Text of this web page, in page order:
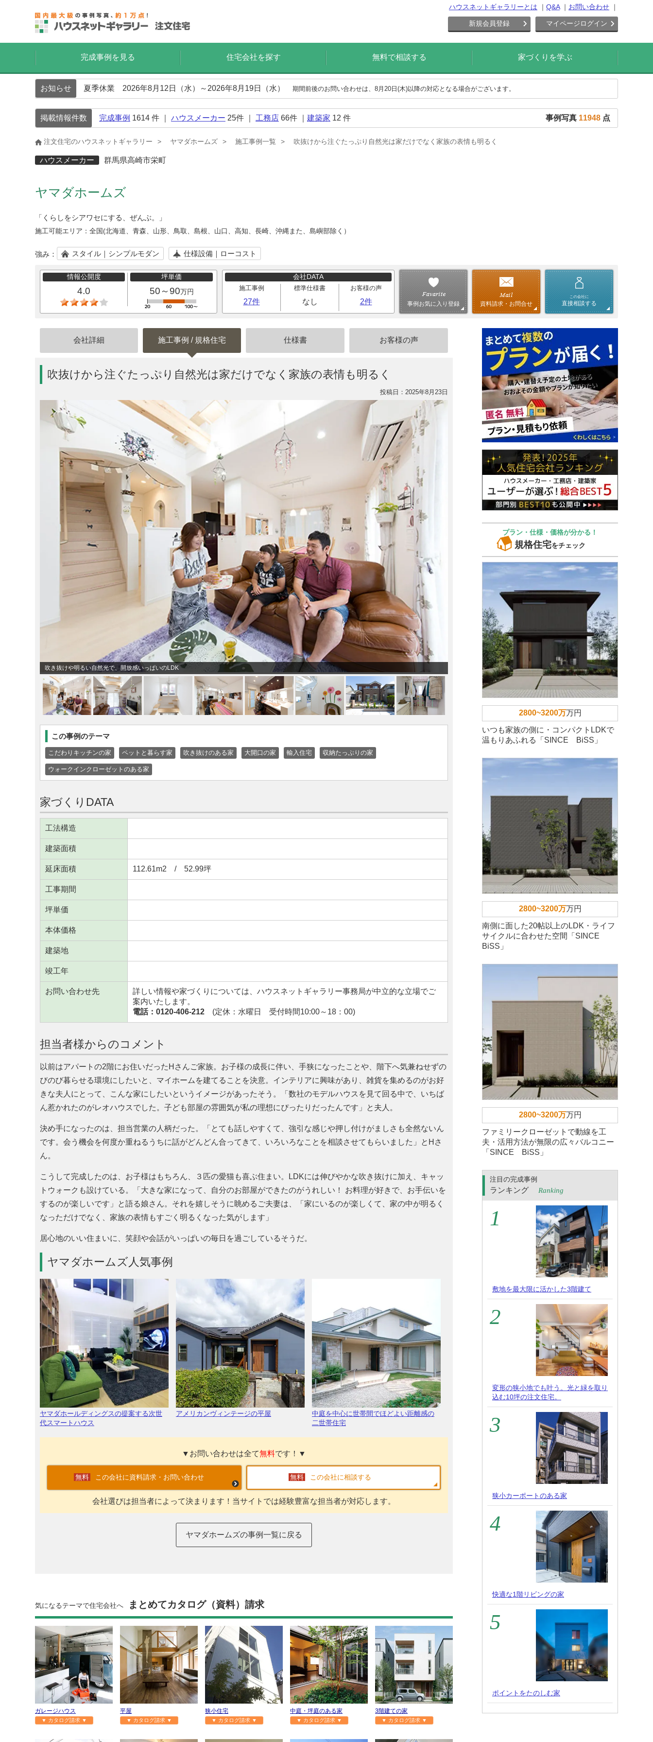
ハウスネットギャラリーとは Q&A お問い合わせ
新規会員登録 マイページログイン
完成事例を見る 住宅会社を探す 無料で相談する 家づくりを学ぶ
お知らせ 夏季休業 2026年8月12日（水）～2026年8月19日（水） 期間前後のお問い合わせは、8月20日(木)以降の対応となる場合がございます。
掲載情報件数 完成事例 1614 件 ｜ ハウスメーカー 25件 ｜ 工務店 66件 ｜ 建築家 12 件 事例写真 11948 点
注文住宅のハウスネットギャラリー ヤマダホームズ 施工事例一覧 吹抜けから注ぐたっぷり自然光は家だけでなく家族の表情も明るく
ハウスメーカー 群馬県高崎市栄町
ヤマダホームズ
「くらしをシアワセにする、ぜんぶ。」
施工可能エリア： 全国(北海道、青森、山形、鳥取、島根、山口、高知、長崎、沖縄また、島嶼部除く）
強み： スタイル｜シンプルモダン 仕様設備｜ローコスト
情報公開度
4.0
坪単価
50～90万円
会社DATA
施工事例
27件
標準仕様書
なし
お客様の声
2件 事例お気に入り登録 資料請求・お問合せ
この会社に
直接相談する
会社詳細 施工事例 / 規格住宅 仕様書 お客様の声
吹抜けから注ぐたっぷり自然光は家だけでなく家族の表情も明るく
投稿日：2025年8月23日
吹き抜けや明るい自然光で、開放感いっぱいのLDK
この事例のテーマ
こだわりキッチンの家 ペットと暮らす家 吹き抜けのある家 大開口の家 輸入住宅 収納たっぷりの家
ウォークインクローゼットのある家
家づくりDATA
工法構造
建築面積
延床面積 112.61m2 / 52.99坪
工事期間
坪単価
本体価格
建築地
竣工年
お問い合わせ先
詳しい情報や家づくりについては、ハウスネットギャラリー事務局が中立的な立場でご
案内いたします。
電話：0120-406-212 (定休：水曜日 受付時間10:00～18：00)
担当者様からのコメント
以前はアパートの2階にお住いだったHさんご家族。お子様の成長に伴い、手狭になったことや、階下へ気兼ねせずの
びのび暮らせる環境にしたいと、マイホームを建てることを決意。インテリアに興味があり、雑貨を集めるのがお好
きな夫人にとって、こんな家にしたいというイメージがあったそう。
数社のモデルハウスを見て回る中で、いちば
ん惹かれたのがレオハウスでした。子ども部屋の雰囲気が私の理想にぴったりだったんです
と夫人。
決め手になったのは、担当営業の人柄だった。
とても話しやすくて、強引な感じや押し付けがましさも全然ないん
です。会う機会を何度か重ねるうちに話がどんどん合ってきて、いろいろなことを相談させてもらいました
とHさ
ん。
こうして完成したのは、お子様はもちろん、３匹の愛猫も喜ぶ住まい。LDKには伸びやかな吹き抜けに加え、キャッ
トウォークも設けている。「大きな家になって、自分のお部屋ができたのがうれしい！ お料理が好きで、お手伝いを
するのが楽しいです」と語る娘さん。それを嬉しそうに眺めるご夫妻は、
家にいるのが楽しくて、家の中が明るく
なっただけでなく、家族の表情もすごく明るくなった気がします
居心地のいい住まいに、笑顔や会話がいっぱいの毎日を過ごしているそうだ。
ヤマダホームズ人気事例
ヤマダホールディングスの提案する次世
代スマートハウス
アメリカンヴィンテージの平屋
中庭を中心に世帯間でほどよい距離感の
二世帯住宅
▼お問い合わせは全て無料です！▼
この会社に資料請求・お問い合わせ この会社に相談する
会社選びは担当者によって決まります！当サイトでは経験豊富な担当者が対応します。
ヤマダホームズの事例一覧に戻る
気になるテーマで住宅会社へ まとめてカタログ（資料）請求
ガレージハウス
▼ カタログ請求 ▼
平屋
▼ カタログ請求 ▼
狭小住宅
▼ カタログ請求 ▼
中庭・坪庭のある家
▼ カタログ請求 ▼
3階建ての家
▼ カタログ請求 ▼
プラン・仕様・価格が分かる！
規格住宅をチェック
2800~3200万万円
いつも家族の側に・コンパクトLDKで
温もりあふれる「SINCE BiSS」
2800~3200万万円
南側に面した20帖以上のLDK・ライフ
サイクルに合わせた空間「SINCE
BiSS」
2800~3200万万円
ファミリークローゼットで動線を工
夫・活用方法が無限の広々バルコニー
「SINCE BiSS」
注目の完成事例
ランキング Ranking
敷地を最大限に活かした3階建て
変形の狭小地でも叶う。光と緑を取り
込む10坪の注文住宅。
狭小カーポートのある家
快適な1階リビングの家
ポイントをたのしむ家